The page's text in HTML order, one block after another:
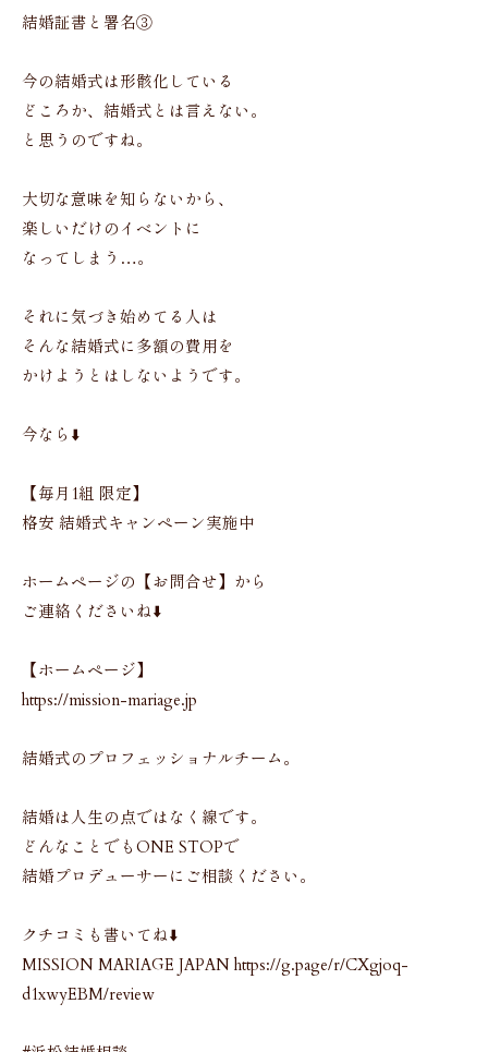
結婚証書と署名③
今の結婚式は形骸化している
どころか、結婚式とは言えない。
と思うのですね。
大切な意味を知らないから、
楽しいだけのイベントに
なってしまう…。
それに気づき始めてる人は
そんな結婚式に多額の費用を
かけようとはしないようです。
今なら⬇️
【毎月1組 限定】
格安 結婚式キャンペーン実施中
ホームページの【お問合せ】から
ご連絡くださいね⬇️
【ホームページ】
https://mission-mariage.jp
結婚式のプロフェッショナルチーム。
結婚は人生の点ではなく線です。
どんなことでもONE STOPで
結婚プロデューサーにご相談ください。
クチコミも書いてね⬇️
MISSION MARIAGE JAPAN https://g.page/r/CXgjoq-
d1xwyEBM/review